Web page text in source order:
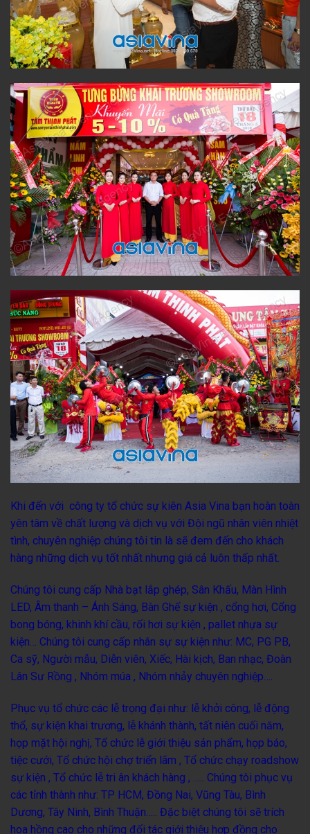
Khi đến với công ty tổ chức sự kiên Asia Vina bạn hoàn toàn
yên tâm về chất lượng và dịch vụ với Đội ngũ nhân viên nhiệt
tình, chuyên nghiệp chúng tôi tin là sẽ đem đến cho khách
hàng những dịch vụ tốt nhất nhưng giá cả luôn thấp nhất.
Chúng tôi cung cấp Nhà bạt lắp ghép, Sân Khấu, Màn Hình
LED, Âm thanh – Ánh Sáng, Bàn Ghế sự kiện , cổng hơi, Cổng
bong bóng, khinh khí cầu, rối hơi sự kiện , pallet nhựa sự
kiện… Chúng tôi cung cấp nhân sự sự kiện như: MC, PG PB,
Ca sỹ, Người mẫu, Diễn viên, Xiếc, Hài kịch, Ban nhạc, Đoàn
Lân Sư Rồng , Nhóm múa , Nhóm nhảy chuyên nghiệp….
Phục vụ tổ chức các lễ trọng đại như: lễ khởi công, lễ động
thổ, sự kiện khai trương, lễ khánh thành, tất niên cuối năm,
họp mặt hội nghị, Tổ chức lễ giới thiệu sản phẩm, họp báo,
tiệc cưới, Tổ chức hội chợ triển lãm , Tổ chức chạy roadshow
sự kiện , Tổ chức lễ tri ân khách hàng , ….. Chúng tôi phục vụ
các tỉnh thành như: TP HCM, Đồng Nai, Vũng Tàu, Bình
Dương, Tây Ninh, Bình Thuận….. Đặc biệt chúng tôi sẽ trích
hoa hồng cao cho những đối tác giới thiệu hợp đồng cho